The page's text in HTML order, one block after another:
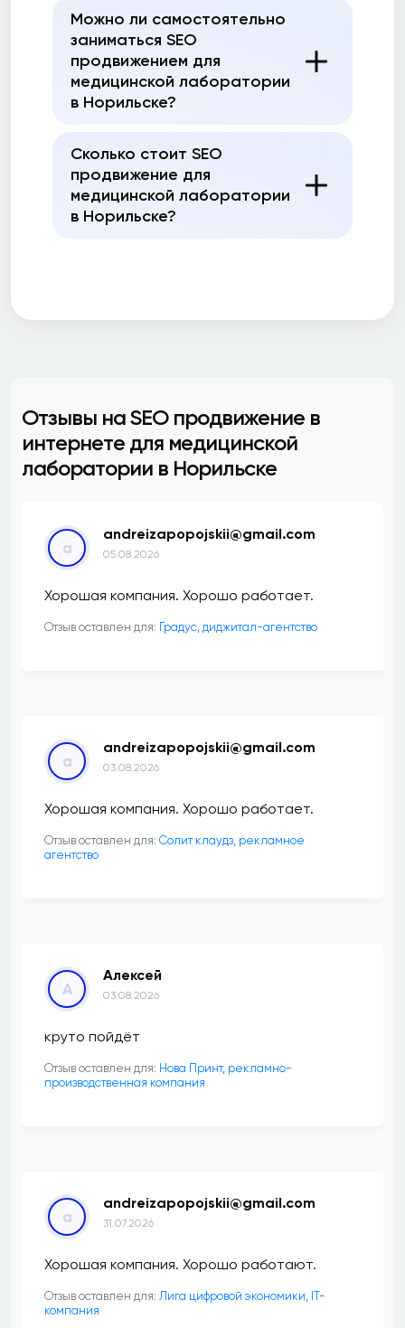
Можно ли самостоятельно
заниматься SEO
продвижением для
медицинской лаборатории
в Норильске?
Сколько стоит SEO
продвижение для
медицинской лаборатории
в Норильске?
Отзывы на SEO продвижение в
интернете для медицинской
лаборатории в Норильске
a
andreizapopojskii@gmail.com
05.08.2026
Хорошая компания. Хорошо работает.
Отзыв оставлен для: ​Градус, диджитал-агентство
a
andreizapopojskii@gmail.com
03.08.2026
Хорошая компания. Хорошо работает.
Отзыв оставлен для: Солит клаудз, рекламное
агентство
А
Алексей
03.08.2026
круто пойдёт
Отзыв оставлен для: Нова Принт, рекламно-
производственная компания
a
andreizapopojskii@gmail.com
31.07.2026
Хорошая компания. Хорошо работают.
Отзыв оставлен для: Лига цифровой экономики, IT-
компания